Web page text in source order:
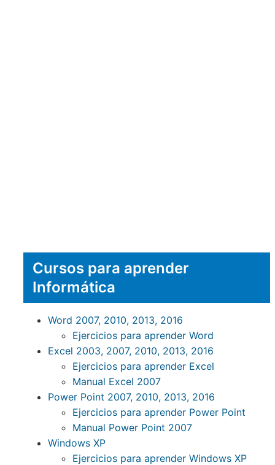
Cursos para aprender
Informática
Word 2007, 2010, 2013, 2016
Ejercicios para aprender Word
Excel 2003, 2007, 2010, 2013, 2016
Ejercicios para aprender Excel
Manual Excel 2007
Power Point 2007, 2010, 2013, 2016
Ejercicios para aprender Power Point
Manual Power Point 2007
Windows XP
Ejercicios para aprender Windows XP